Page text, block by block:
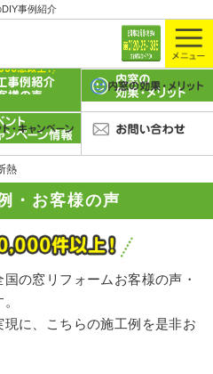
事例紹介
・お客様の声
熱
の窓リフォームお客様の声・
に、こちらの施工例を是非お